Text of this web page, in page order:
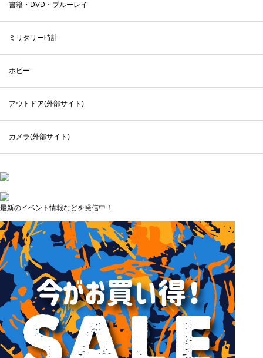
書籍・DVD・ブルーレイ
ミリタリー時計
ホビー
アウトドア(外部サイト)
カメラ(外部サイト)
最新のイベント情報などを発信中！